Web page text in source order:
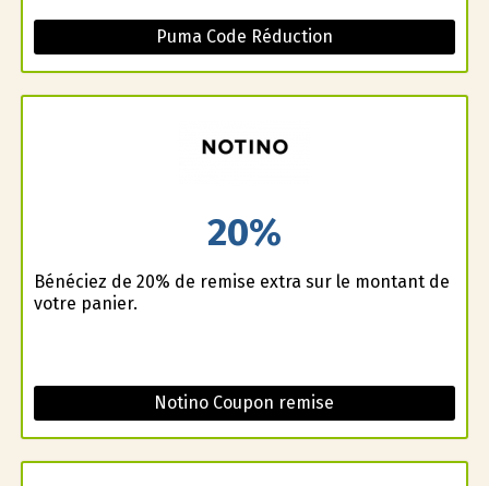
Puma Code Réduction
20%
Bénéficiez de 20% de remise extra sur le montant de
votre panier.
Notino Coupon remise